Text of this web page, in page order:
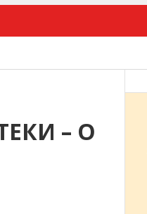
– О